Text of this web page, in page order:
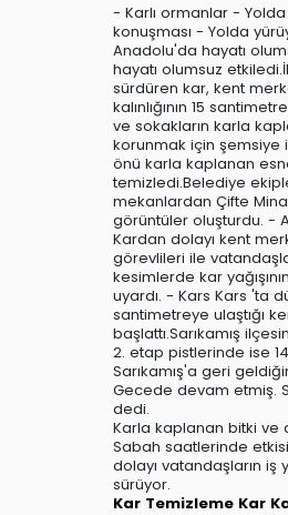
- Karlı ormanlar -
konuşması - Yolda
Anadolu'da hayatı
hayatı olumsuz
sürdüren kar, kent
kalınlığının 15
ve sokakların karla
korunmak için şemsiye
önü karla kaplanan
temizledi.Belediye
mekanlardan Çifte
görüntüler oluşturdu. -
Kardan dolayı kent
görevlileri ile
kesimlerde kar
uyardı. - Kars Kars 'ta
santimetreye ulaştığı
başlattı.Sarıkamış
2. etap pistlerinde ise
Sarıkamış'a geri
Gecede devam etmiş.
dedi.
Karla kaplanan bitki ve
Sabah saatlerinde
dolayı vatandaşların
sürüyor.
Kar Temizleme Kar